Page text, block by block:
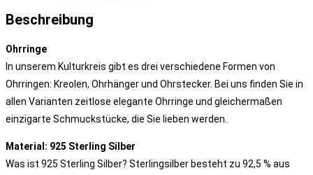
Beschreibung
Ohrringe
In unserem Kulturkreis gibt es drei verschiedene Formen von
Ohrringen: Kreolen, Ohrhänger und Ohrstecker. Bei uns finden Sie in
allen Varianten zeitlose elegante Ohrringe und gleichermaßen
einzigarte Schmuckstücke, die Sie lieben werden.
Material: 925 Sterling Silber
Was ist 925 Sterling Silber? Sterlingsilber besteht zu 92,5 % aus